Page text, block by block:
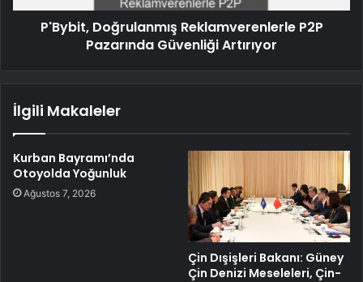
P'Bybit, Doğrulanmış Reklamverenlerle P2P
Pazarında Güvenliği Artırıyor
İlgili Makaleler
Kurban Bayramı’nda
Otoyolda Yoğunluk
Ağustos 7, 2026
Çin Dışişleri Bakanı: Güney
Çin Denizi Meseleleri, Çin-